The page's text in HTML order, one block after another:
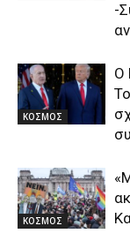
-
ΚΟΣΜΟΣ
Ο
ΚΟΣΜΟΣ